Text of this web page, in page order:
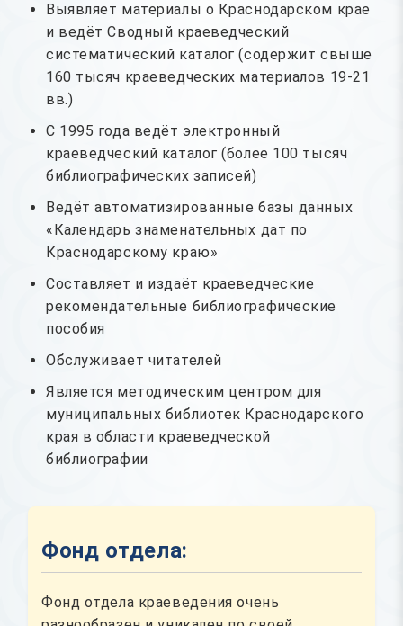
Выявляет материалы о Краснодарском крае
и ведёт Сводный краеведческий
систематический каталог (содержит свыше
160 тысяч краеведческих материалов 19-21
вв.)
С 1995 года ведёт электронный
краеведческий каталог (более 100 тысяч
библиографических записей)
Ведёт автоматизированные базы данных
«Календарь знаменательных дат по
Краснодарскому краю»
Составляет и издаёт краеведческие
рекомендательные библиографические
пособия
Обслуживает читателей
Является методическим центром для
муниципальных библиотек Краснодарского
края в области краеведческой
библиографии
Фонд отдела:
Фонд отдела краеведения очень